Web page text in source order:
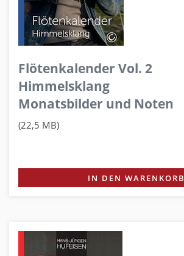
Flötenkalender Vol. 2
Himmelsklang
Monatsbilder und Noten
(22,5 MB)
IN DEN WARENKORB